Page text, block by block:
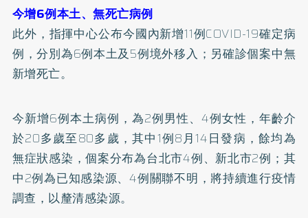
今增6例本土、無死亡病例
此外，指揮中心公布今國內新增11例COVID-19確定病
例，分別為6例本土及5例境外移入；另確診個案中無
新增死亡。
今新增6例本土病例，為2例男性、4例女性，年齡介
於20多歲至80多歲，其中1例8月14日發病，餘均為
無症狀感染，個案分布為台北市4例、新北市2例；其
中2例為已知感染源、4例關聯不明，將持續進行疫情
調查，以釐清感染源。